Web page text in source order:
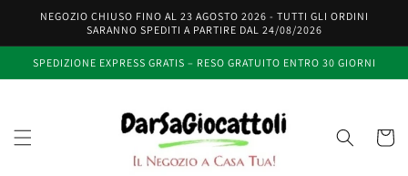
direttamente
ai contenuti
NEGOZIO CHIUSO FINO AL 23 AGOSTO 2026 - TUTTI GLI ORDINI
SARANNO SPEDITI A PARTIRE DAL 24/08/2026
SPEDIZIONE EXPRESS GRATIS – RESO GRATUITO ENTRO 30 GIORNI
Carrello